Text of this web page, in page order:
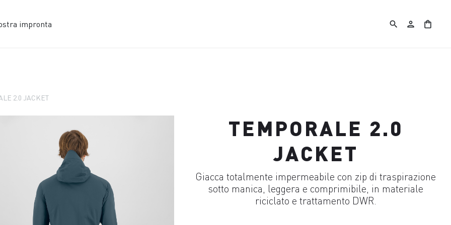
impronta search person shopping_bag
2.0 JACKET
TEMPORALE 2.0
JACKET
Giacca totalmente impermeabile con zip di traspirazione
sotto manica, leggera e comprimibile, in materiale
riciclato e trattamento DWR.